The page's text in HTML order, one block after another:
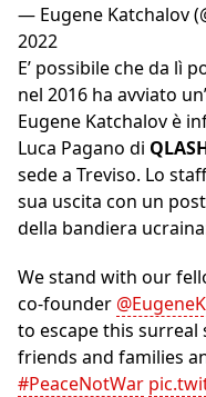
— Eugene Katchalov
2022
E’ possibile che da lì
nel 2016 ha avviato
Eugene Katchalov è
Luca Pagano di
sede a Treviso. Lo
sua uscita con un
della bandiera
We stand with our
co-founder
to escape this
friends and families
#PeaceNotWar